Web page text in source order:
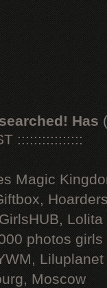
Has
::::::::::::::::
Magic
Lolita
photos
Liluplanet
Moscow